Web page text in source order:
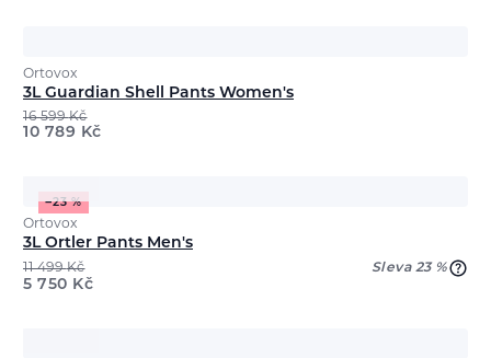
Ortovox
3L Guardian Shell Pants Women's
16 599Kč
10 789 Kč
−23 %
Ortovox
3L Ortler Pants Men's
11 499Kč Sleva 23 %
5 750 Kč